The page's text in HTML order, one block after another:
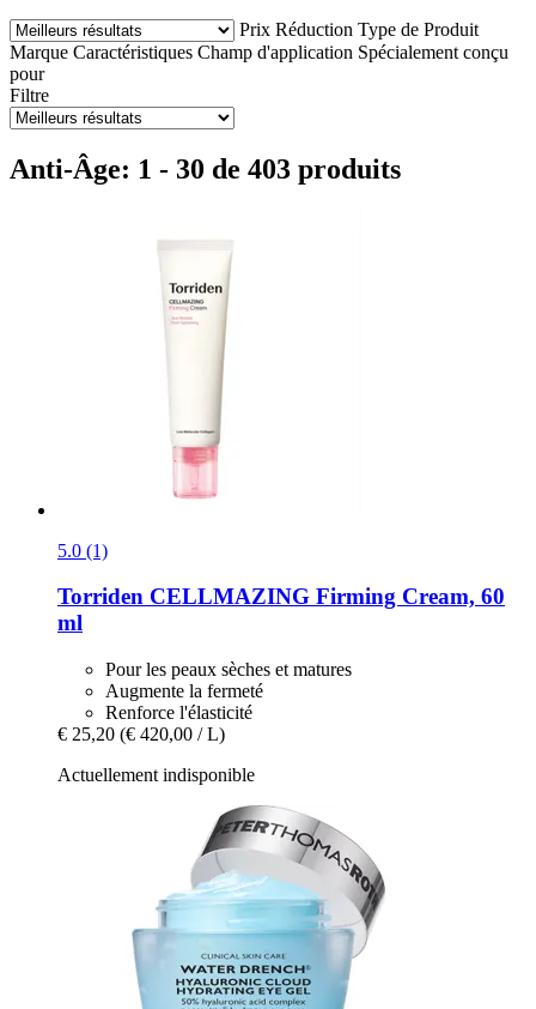
Prix Réduction Type de Produit
Marque Caractéristiques Champ d'application Spécialement conçu
pour
Filtre
Anti-Âge: 1 - 30 de 403 produits
5.0 (1)
Torriden CELLMAZING Firming Cream, 60
ml
Pour les peaux sèches et matures
Augmente la fermeté
Renforce l'élasticité
€ 25,20 (€ 420,00 / L)
Actuellement indisponible